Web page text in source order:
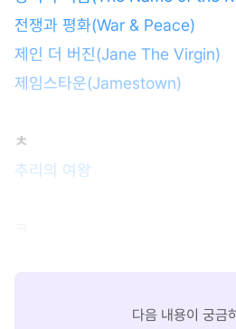
전쟁과 평화(War & Peace)
제인 더 버진(Jane The Virgin)
제임스타운(Jamestown)
ㅊ
추리의 여왕
다음 내용이 궁금